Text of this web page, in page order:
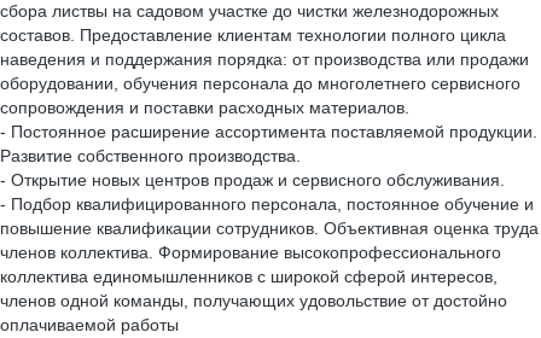
сбора листвы на садовом участке до чистки железнодорожных
составов. Предоставление клиентам технологии полного цикла
наведения и поддержания порядка: от производства или продажи
оборудовании, обучения персонала до многолетнего сервисного
сопровождения и поставки расходных материалов.
- Постоянное расширение ассортимента поставляемой продукции.
Развитие собственного производства.
- Открытие новых центров продаж и сервисного обслуживания.
- Подбор квалифицированного персонала, постоянное обучение и
повышение квалификации сотрудников. Объективная оценка труда
членов коллектива. Формирование высокопрофессионального
коллектива единомышленников с широкой сферой интересов,
членов одной команды, получающих удовольствие от достойно
оплачиваемой работы